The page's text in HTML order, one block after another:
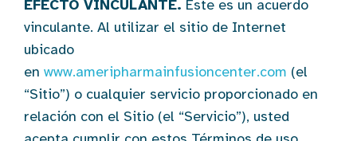
EFECTO VINCULANTE. Este es un acuerdo
vinculante. Al utilizar el sitio de Internet
ubicado
en www.ameripharmainfusioncenter.com (el
“Sitio”) o cualquier servicio proporcionado en
relación con el Sitio (el “Servicio”), usted